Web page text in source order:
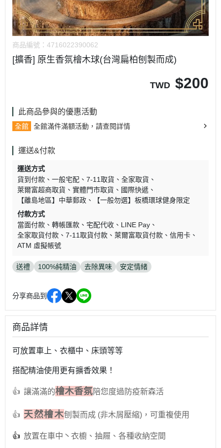
商品編號： 4716022390062
[擴香] 原生香氛檜木球(台灣扁柏刨製而成)
TWD $200
此商品參與的優惠活動
全館 全館滿件滿額活動，請查閱詳情
運送&付款
運送方式
貨到付款
一般宅配 7-11取貨
全家取貨
萊爾富超商取貨
實體門市取貨
國際快遞
【離島地區】中華郵政
【一般勿選】板橋環球健身限定
付款方式
當面付款
轉帳匯款 宅配代收
LINE Pay
全家取貨付款
7-11取貨付款 萊爾富取貨付款
信用卡
ATM 虛擬帳號
送禮 100%純精油 去除異味 安定情緒
分享商品到
商品詳情
可放置車上、衣櫃中、床頭等等
搭配精油使用更有擴香效果！
👍 讓滿滿的檜木香氛陪您度過防疫新森活
👍 天然檜木刨製而成 (非木屑壓縮)，可重複使用
👍 放置在車中丶衣櫥、抽屜、各種收納空間